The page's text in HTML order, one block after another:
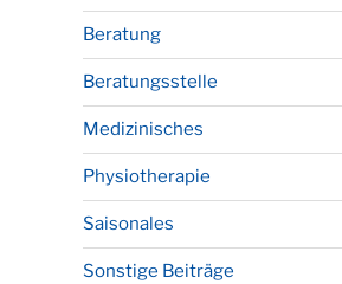
Beratung
Beratungsstelle
Medizinisches
Physiotherapie
Saisonales
Sonstige Beiträge